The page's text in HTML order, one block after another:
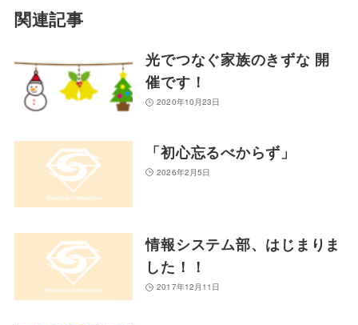
関連記事
光でつなぐ家族のきずな 開
催です！
2020年10月23日
「初心忘るべからず」
2026年2月5日
情報システム部、はじまりま
した！！
2017年12月11日